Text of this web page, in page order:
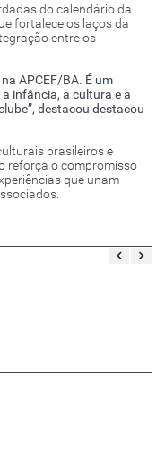
do calendário da
fortalece os laços da
entre os
APCEF/BA. É um
infância, a cultura e a
destacou destacou
brasileiros e
reforça o compromisso
que unam